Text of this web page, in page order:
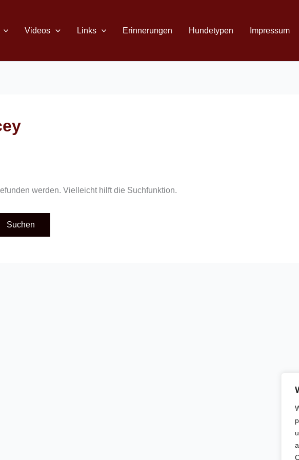
Videos Links Erinnerungen Hundetypen Impressum
werden. Vielleicht hilft die Suchfunktion.